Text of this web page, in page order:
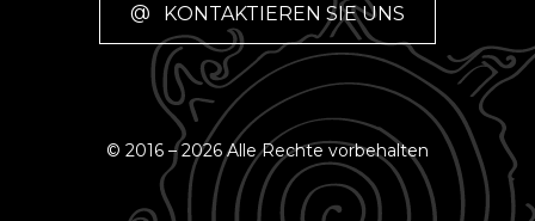
@ KONTAKTIEREN SIE UNS
© 2016 – 2026 Alle Rechte vorbehalten